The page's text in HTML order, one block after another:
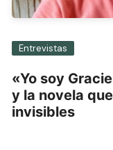
Entrevistas
«Yo soy
y la novela
invisibles